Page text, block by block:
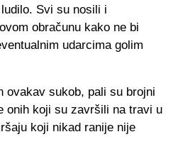
Svi su nosili i
obračunu kako ne bi
udarcima golim
ovakav sukob, pali su brojni
onih koji su završili na travi u
koji nikad ranije nije